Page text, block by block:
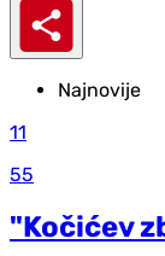
Najnovije
11
55
"Kočićev